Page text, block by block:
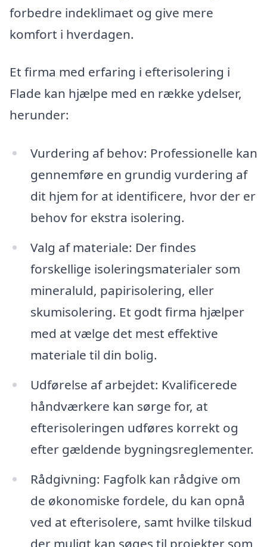
forbedre indeklimaet og give mere
komfort i hverdagen.
Et firma med erfaring i efterisolering i
Flade kan hjælpe med en række ydelser,
herunder:
Vurdering af behov: Professionelle kan
gennemføre en grundig vurdering af
dit hjem for at identificere, hvor der er
behov for ekstra isolering.
Valg af materiale: Der findes
forskellige isoleringsmaterialer som
mineraluld, papirisolering, eller
skumisolering. Et godt firma hjælper
med at vælge det mest effektive
materiale til din bolig.
Udførelse af arbejdet: Kvalificerede
håndværkere kan sørge for, at
efterisoleringen udføres korrekt og
efter gældende bygningsreglementer.
Rådgivning: Fagfolk kan rådgive om
de økonomiske fordele, du kan opnå
ved at efterisolere, samt hvilke tilskud
der muligt kan søges til projekter som